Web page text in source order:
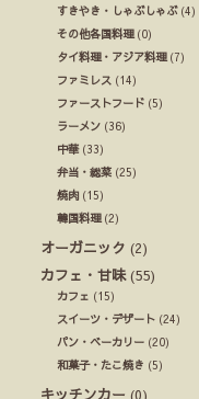
すきやき・しゃぶしゃぶ(4)
その他各国料理(0)
タイ料理・アジア料理(7)
ファミレス (14)
ファーストフード (5)
ラーメン (36)
中華(33)
弁当・総菜 (25)
焼肉 (15)
韓国料理(2)
オーガニック (2)
カフェ・甘味(55)
カフェ (15)
スイーツ・デザート (24)
パン・ベーカリー (20)
和菓子・たこ焼き (5)
キッチンカー (0)